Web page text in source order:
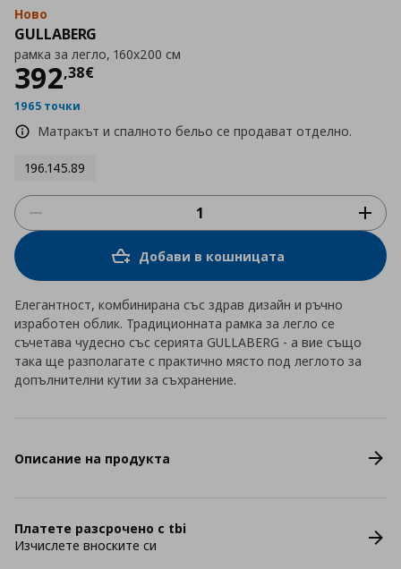
Ново
GULLABERG
рамка за легло, 160x200 см
392,38€
Цена
1965 точки
Матракът и спалното бельо се продават отделно.
196.145.89
Добави в кошницата
Елегантност, комбинирана със здрав дизайн и ръчно
изработен облик. Традиционната рамка за легло се
съчетава чудесно със серията GULLABERG - а вие също
така ще разполагате с практично място под леглото за
допълнителни кутии за съхранение.
Описание на продукта
Платете разсрочено с tbi
Изчислете вноските си